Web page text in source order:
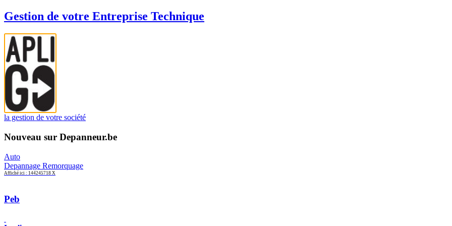
Gestion de votre Entreprise Technique
la gestion de votre société
Nouveau sur Depanneur.be
Auto
Depannage Remorquage
Affiché ici : 144245718 X
Peb